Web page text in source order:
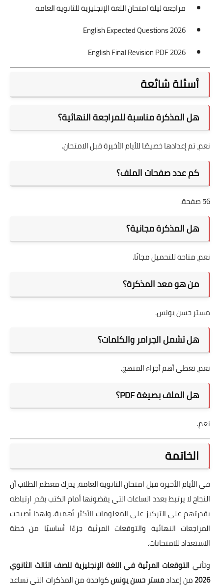
مراجعة ليلة امتحان اللغة الإنجليزية للثانوية العامة
English Expected Questions 2026
English Final Revision PDF 2026
أسئلة شائعة
هل المذكرة مناسبة للمراجعة النهائية؟
نعم، تم إعدادها خصيصًا للأيام الأخيرة قبل الامتحان.
كم عدد صفحات الملف؟
56 صفحة.
هل المذكرة مجانية؟
نعم، متاحة للتحميل مجانًا.
من هو معد المذكرة؟
مستر حسن يونس.
هل تشمل الجرامر والكلمات؟
نعم، تغطي أهم أجزاء المنهج.
هل الملف بصيغة PDF؟
نعم.
الخاتمة
في الأيام الأخيرة قبل امتحان الثانوية العامة، يدرك معظم الطلاب أن
النجاح لا يرتبط بعدد الساعات التي يقضونها أمام الكتب بقدر ارتباطه
بقدرتهم على التركيز على المعلومات الأكثر أهمية. ولهذا أصبحت
المراجعات النهائية والتوقعات المرئية جزءًا أساسيًا من خطة
الاستعداد للامتحانات.
وتأتي التوقعات المرئية في اللغة الإنجليزية للصف الثالث الثانوي
2026من إعدادمستر حسن يونسكواحدة من المذكرات التي تساعد